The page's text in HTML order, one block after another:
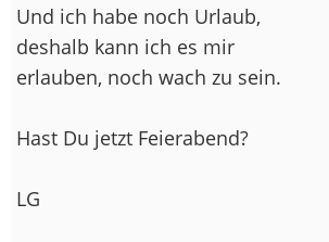
Und ich habe noch Urlaub,
deshalb kann ich es mir
erlauben, noch wach zu sein.
Hast Du jetzt Feierabend?
LG